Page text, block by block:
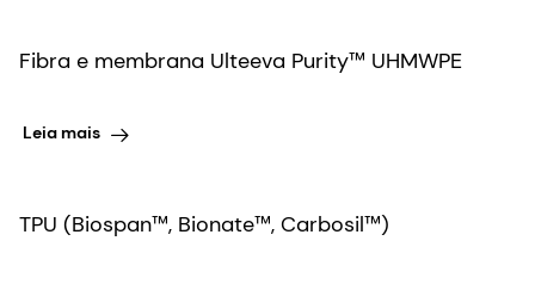
Fibra e membrana Ulteeva Purity™ UHMWPE
Leia mais
TPU (Biospan™, Bionate™, Carbosil™)